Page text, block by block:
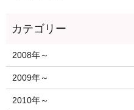
2008年～
2009年～
2010年～